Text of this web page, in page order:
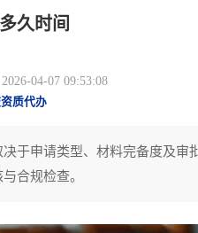
久时间
04-07 09:53:08
质代办
于申请类型、材料完备度及审
合规检查。